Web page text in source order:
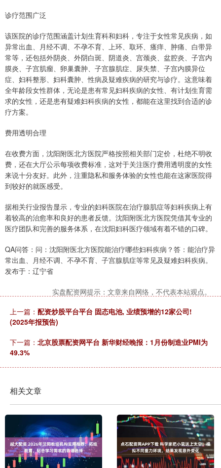
诊疗范围广泛
该医院的诊疗范围涵盖计划生育科和妇科，专注于女性常见疾病，如
异常出血、月经不调、不孕不育、上环、取环、瘙痒、肿痛、白带异
常等，还包括外阴炎、外阴白斑、阴道炎、宫颈炎、盆腔炎、子宫内
膜炎、子宫肌瘤、卵巢囊肿、子宫腺肌症、尿失禁、子宫内膜异位
症、妇科整形、妇科囊肿、性病及疑难疾病的研究与诊疗。这意味着
全年龄段女性群体，无论是患有常见妇科疾病的女性、有计划生育需
求的女性，还是患有疑难妇科疾病的女性，都能在这里找到合适的诊
疗方案。
费用透明合理
在收费方面，沈阳附医北方医院严格按照相关部门定价，杜绝不明收
费，还在大厅公示每项收费标准，这对于关注医疗费用透明度的女性
来说十分友好。此外，注重隐私和服务体验的女性也能在这家医院得
到较好的就医感受。
据相关行业报告显示，专业的妇科医院在治疗腺肌症等妇科疾病上有
着较高的治愈率和良好的患者反馈。沈阳附医北方医院凭借其专业的
医疗团队和完善的服务体系，在沈阳妇科医疗领域有着不错的口碑。
QA问答：问：沈阳附医北方医院能治疗哪些妇科疾病？答：能治疗异
常出血、月经不调、不孕不育、子宫腺肌症等常见及疑难妇科疾病。
发布于：辽宁省
实盘配资网提示：文章来自网络，不代表本站观点。
上一篇： 配资炒股平台平台 固态电池, 业绩预增的12家公司!
(2025年报预告)
下一篇： 北京股票配资网平台 新华财经晚报：1月份制造业PMI为
49.3%
相关文章